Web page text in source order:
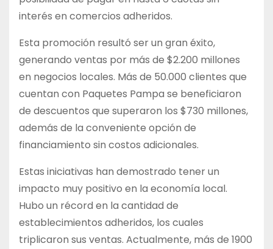
interés en comercios adheridos.
Esta promoción resultó ser un gran éxito,
generando ventas por más de $2.200 millones
en negocios locales. Más de 50.000 clientes que
cuentan con Paquetes Pampa se beneficiaron
de descuentos que superaron los $730 millones,
además de la conveniente opción de
financiamiento sin costos adicionales.
Estas iniciativas han demostrado tener un
impacto muy positivo en la economía local.
Hubo un récord en la cantidad de
establecimientos adheridos, los cuales
triplicaron sus ventas. Actualmente, más de 1900